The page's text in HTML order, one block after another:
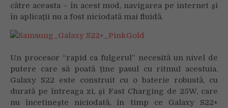
către aceasta – în acest mod, navigarea pe internet și
în aplicații nu a fost niciodată mai fluidă.
Un procesor “rapid ca fulgerul” necesită un nivel de
putere care să poată ține pasul cu ritmul acestuia.
Galaxy S22 este construit cu o baterie robustă, cu
durată pe întreaga zi, și Fast Charging de 25W, care
nu încetinește niciodată, în timp ce Galaxy S22+